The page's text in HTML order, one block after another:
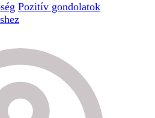
Pozitív gondolatok